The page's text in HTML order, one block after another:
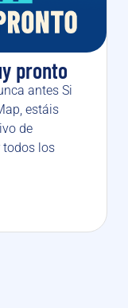
pronto
antes Si
estáis
de
todos los